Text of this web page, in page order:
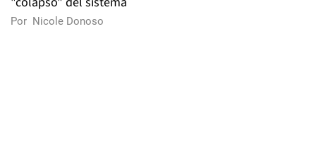
Por Nicole Donoso